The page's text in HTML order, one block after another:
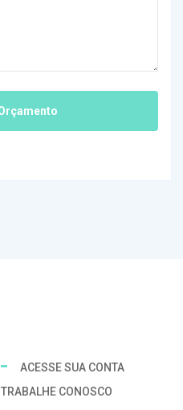
ACESSE SUA CONTA
TRABALHE CONOSCO